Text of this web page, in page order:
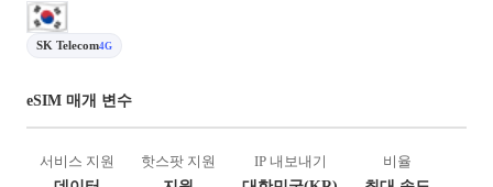
SK Telecom4G
eSIM 매개 변수
서비스 지원
핫스팟 지원
IP 내보내기
비율